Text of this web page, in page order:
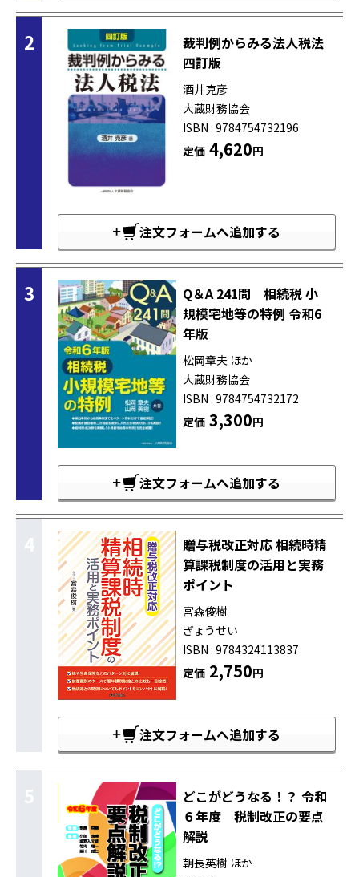
2
裁判例からみる法人税法
四訂版
酒井克彦
大蔵財務協会
ISBN : 9784754732196
定価4,620円
注文フォームへ追加する
3
Q＆A 241問 相続税 小
規模宅地等の特例 令和6
年版
松岡章夫 ほか
大蔵財務協会
ISBN : 9784754732172
定価3,300円
注文フォームへ追加する
4
贈与税改正対応 相続時精
算課税制度の活用と実務
ポイント
宮森俊樹
ぎょうせい
ISBN : 9784324113837
定価2,750円
注文フォームへ追加する
5
どこがどうなる！？ 令和
６年度 税制改正の要点
解説
朝長英樹 ほか